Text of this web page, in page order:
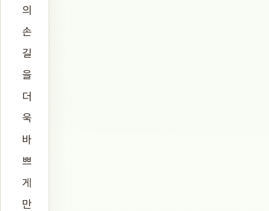
의
손
길
을
더
욱
바
쁘
게
만